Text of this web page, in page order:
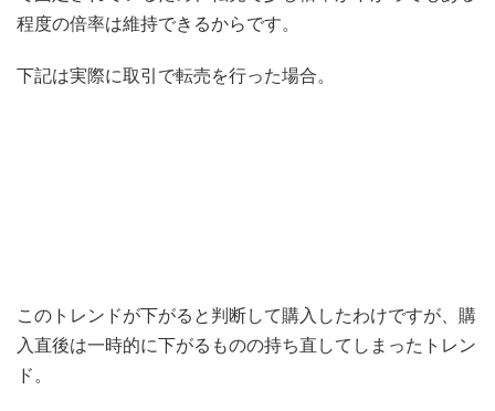
程度の倍率は維持できるからです。
下記は実際に取引で転売を行った場合。
このトレンドが下がると判断して購入したわけですが、購
入直後は一時的に下がるものの持ち直してしまったトレン
ド。